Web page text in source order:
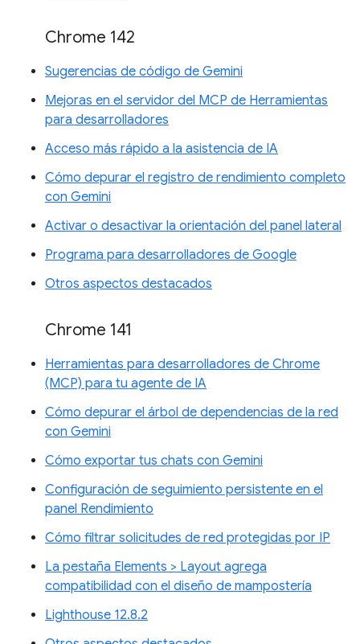
Chrome 142
Sugerencias de código de Gemini
Mejoras en el servidor del MCP de Herramientas
para desarrolladores
Acceso más rápido a la asistencia de IA
Cómo depurar el registro de rendimiento completo
con Gemini
Activar o desactivar la orientación del panel lateral
Programa para desarrolladores de Google
Otros aspectos destacados
Chrome 141
Herramientas para desarrolladores de Chrome
(MCP) para tu agente de IA
Cómo depurar el árbol de dependencias de la red
con Gemini
Cómo exportar tus chats con Gemini
Configuración de seguimiento persistente en el
panel Rendimiento
Cómo filtrar solicitudes de red protegidas por IP
La pestaña Elements > Layout agrega
compatibilidad con el diseño de mampostería
Lighthouse 12.8.2